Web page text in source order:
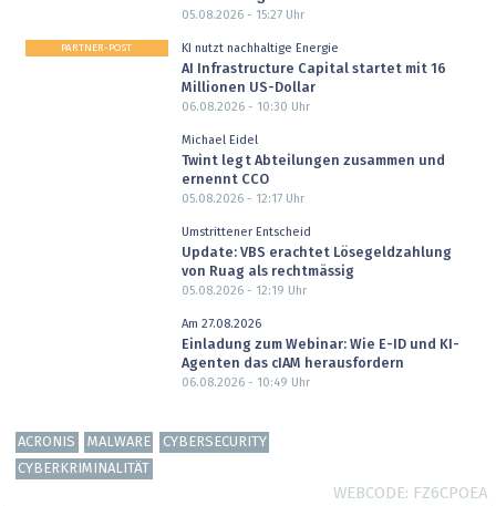
05.08.2026 - 15:27Uhr
PARTNER-POST KI nutzt nachhaltige Energie
AI Infrastructure Capital startet mit 16
Millionen US-Dollar
06.08.2026 - 10:30 Uhr
Michael Eidel
Twint legt Abteilungen zusammen und
ernennt CCO
05.08.2026 - 12:17Uhr
Umstrittener Entscheid
Update: VBS erachtet Lösegeldzahlung
von Ruag als rechtmässig
05.08.2026 - 12:19 Uhr
Am 27.08.2026
Einladung zum Webinar: Wie E-ID und KI-
Agenten das cIAM herausfordern
06.08.2026 - 10:49 Uhr
ACRONIS MALWARE
CYBERSECURITY
CYBERKRIMINALITÄT
WEBCODE FZ6CPOEA